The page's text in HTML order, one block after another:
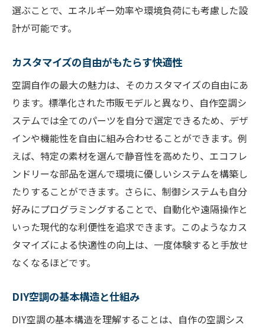
自作空調の効果を最大化する秘訣
長期的な視点で見る自作空調の利点
初めての空調自作を成功させるステップ
基礎知識を押さえて安心のスタート
応用編：自作空調の進化を楽しむ
失敗を避けるためのポイント解説
空調自作の安全性を確保する方法
初心者にも優しい空調自作ガイド
デザインも機能も自由自在空調自作の魅力
自作空調で個性を表現するデザイン術
機能を追求した空調自作のアプローチ
空間にマッチする空調デザインの選び方
自作空調で独自のインテリアを演出
機能美を備えた空調デザインの実現
空調自作で創る理想の住環境
選ぶことで、エネルギー効率や環境負荷にも考慮した設
計が可能です。
カスタマイズの自由がもたらす快適性
空調自作の最大の魅力は、そのカスタマイズの自由にあ
ります。標準化された市販モデルと異なり、自作空調シ
ステムでは全てのパーツを自分で選定できるため、デザ
インや機能性を自由に組み合わせることができます。例
えば、特定の素材を選んで静音性を高めたり、エコフレ
ンドリーな部品を選んで環境に優しいシステムを構築し
たりすることができます。さらに、制御システムも自分
好みにプログラミングすることで、自動化や遠隔操作と
いった現代的な利便性を追求できます。このようなカス
タマイズによる快適性の向上は、一度体験すると手放せ
なくなるほどです。
DIY空調の基本構造と仕組み
DIY空調の基本構造を理解することは、自作の空調シス